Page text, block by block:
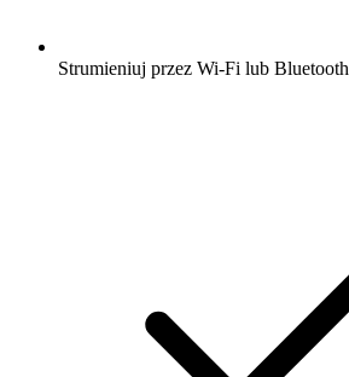
Strumieniuj przez Wi-Fi lub Bluetooth